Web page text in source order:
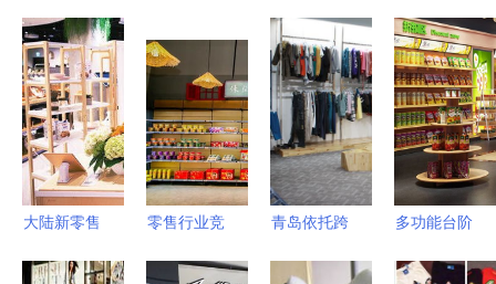
大陆新零售
零售行业竞
青岛依托跨
多功能台阶